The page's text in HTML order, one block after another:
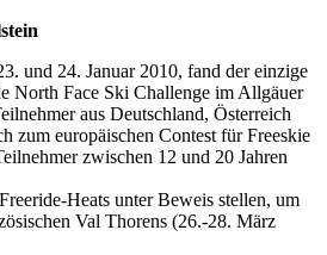
und 24. Januar 2010, fand der einzige
North Face Ski Challenge im Allgäuer
aus Deutschland, Österreich
zum europäischen Contest für Freeskie
zwischen 12 und 20 Jahren
Heats unter Beweis stellen, um
Val Thorens (26.-28. März